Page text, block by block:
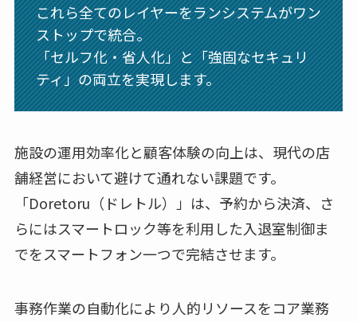
これら全てのレイヤーをランシステムがワン
ストップで統合。
「セルフ化・省人化」と「強固なセキュリ
ティ」の両立を実現します。
施設の運用効率化と顧客体験の向上は、現代の店
舗経営において避けて通れない課題です。
「Doretoru（ドレトル）」は、予約から決済、さ
らにはスマートロック等を利用した入退室制御ま
でをスマートフォン一つで完結させます。
事務作業の自動化により人的リソースをコア業務